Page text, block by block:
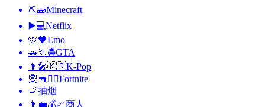
⛏🧱Minecraft
▶️💻Netflix
🩷🖤Emo
🚗🏃🚔GTA
👨‍🎤🇰🇷K-Pop
🧝🔫🦹‍♂️Fortnite
🚬抽烟
👨‍💼💰📈商人